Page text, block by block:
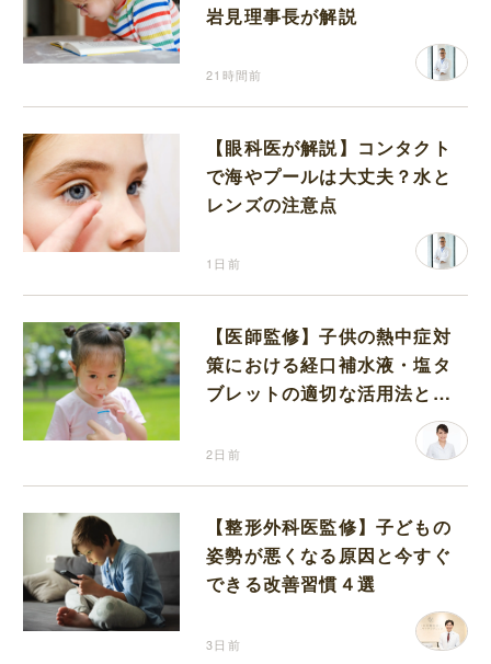
岩見理事長が解説
21時間前
【眼科医が解説】コンタクト
で海やプールは大丈夫？水と
レンズの注意点
1日前
【医師監修】子供の熱中症対
策における経口補水液・塩タ
ブレットの適切な活用法と水
2日前
【整形外科医監修】子どもの
姿勢が悪くなる原因と今すぐ
できる改善習慣４選
3日前